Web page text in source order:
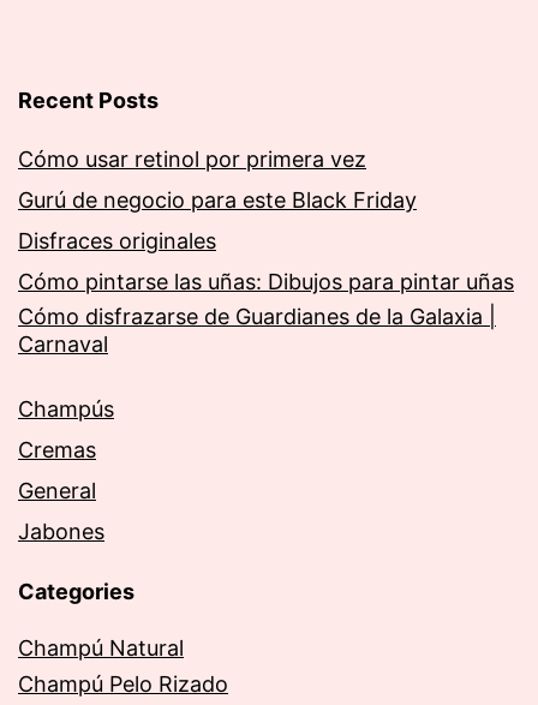
Recent Posts
Cómo usar retinol por primera vez
Gurú de negocio para este Black Friday
Disfraces originales
Cómo pintarse las uñas: Dibujos para pintar uñas
Cómo disfrazarse de Guardianes de la Galaxia |
Carnaval
Champús
Cremas
General
Jabones
Categories
Champú Natural
Champú Pelo Rizado